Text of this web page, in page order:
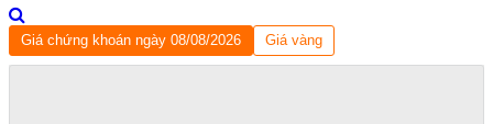
Giá chứng khoán ngày 08/08/2026 Giá vàng